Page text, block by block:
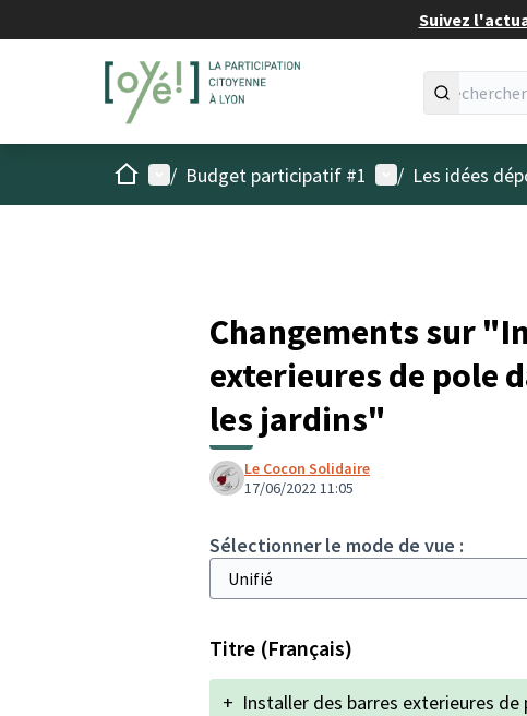
Suivez
AccueilMenu principal
/ Budget participatif #1 Menu utilisateur
/ Les idées
Changements sur
exterieures de pole
les jardins"
Le Cocon Solidaire
17/06/2022 11:05
Sélectionner le mode de vue :
Titre (Français)
+ Installer des barres exterieures